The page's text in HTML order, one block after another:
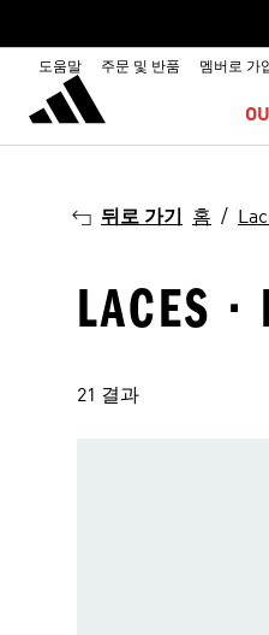
도움말 주문 및 반품 멤버로 가
뒤로 가기 홈
LACES ·
21 결과